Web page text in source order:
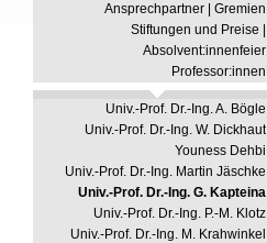
Ansprechpartner | Gremien
Stiftungen und Preise |
Absolvent:innenfeier
Professor:innen
Univ.-Prof. Dr.-Ing. A. Bögle
Univ.-Prof. Dr.-Ing. W. Dickhaut
Youness Dehbi
Univ.-Prof. Dr.-Ing. Martin Jäschke
Univ.-Prof. Dr.-Ing. G. Kapteina
Univ.-Prof. Dr.-Ing. P.-M. Klotz
Univ.-Prof. Dr.-Ing. M. Krahwinkel